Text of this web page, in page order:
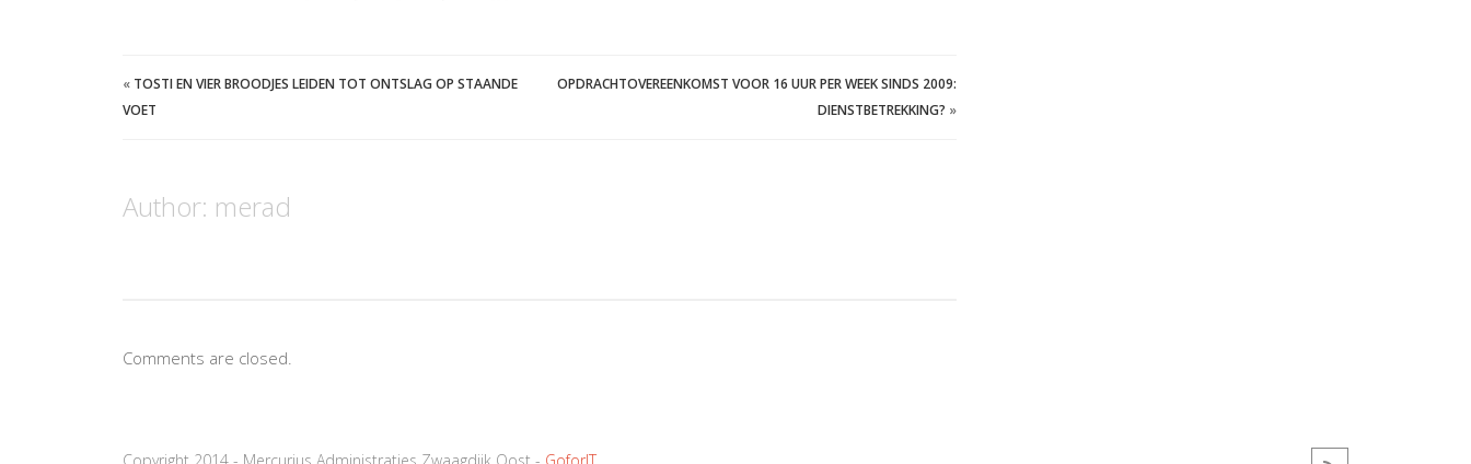
« TOSTI EN VIER BROODJES LEIDEN TOT ONTSLAG OP STAANDE
VOET
OPDRACHTOVEREENKOMST VOOR 16 UUR PER WEEK SINDS 2009:
DIENSTBETREKKING? »
Author: merad
Comments are closed.